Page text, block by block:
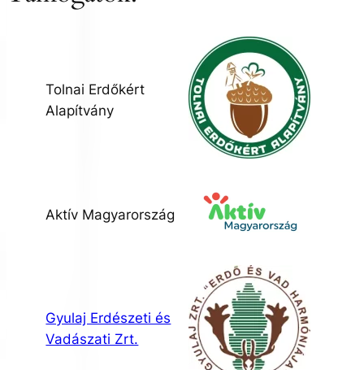
Tolnai Erdőkért
Alapítvány
Aktív Magyarország
Gyulaj Erdészeti és
Vadászati Zrt.